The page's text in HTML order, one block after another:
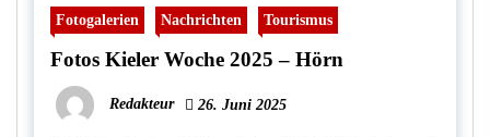
Fotogalerien Nachrichten Tourismus
Fotos Kieler Woche 2025 – Hörn
Redakteur 26. Juni 2025